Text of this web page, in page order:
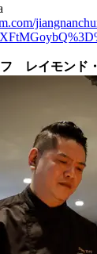
レイモンド